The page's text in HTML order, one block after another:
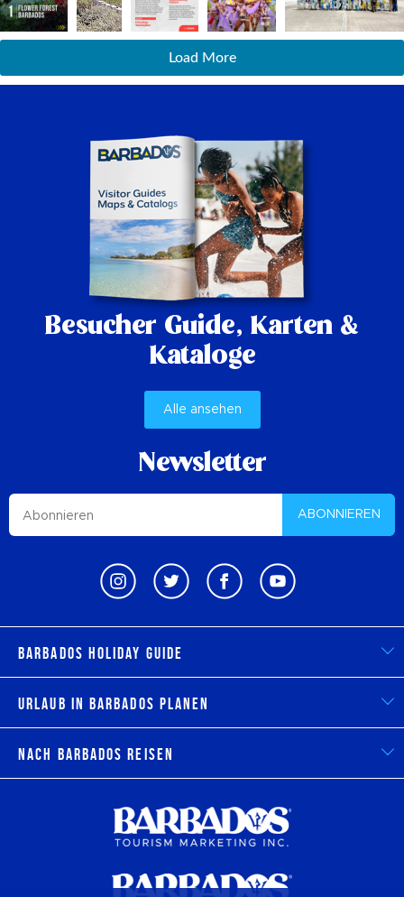
Load More
Besucher Guide, Karten &
Kataloge
Alle ansehen
Newsletter
ABONNIEREN
Barbados Holiday Guide
Urlaub in Barbados planen
Nach Barbados reisen